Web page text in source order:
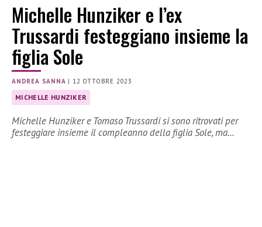
Michelle Hunziker e l’ex
Trussardi festeggiano insieme la
figlia Sole
ANDREA SANNA | 12 OTTOBRE 2023
MICHELLE HUNZIKER
Michelle Hunziker e Tomaso Trussardi si sono ritrovati per
festeggiare insieme il compleanno della figlia Sole, ma…